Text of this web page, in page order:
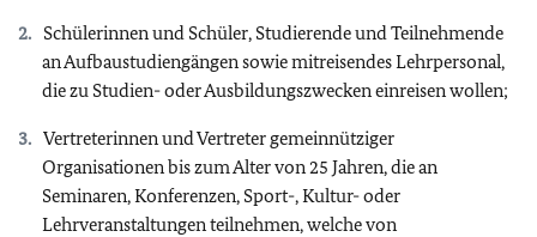
Schülerinnen und Schüler, Studierende und Teilnehmende
an Aufbaustudiengängen sowie mitreisendes Lehrpersonal,
die zu Studien- oder Ausbildungszwecken einreisen wollen;
Vertreterinnen und Vertreter gemeinnütziger
Organisationen bis zum Alter von 25 Jahren, die an
Seminaren, Konferenzen, Sport-, Kultur- oder
Lehrveranstaltungen teilnehmen, welche von